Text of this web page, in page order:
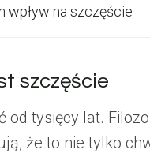
wpływ na szczęście
szczęście
od tysięcy lat.
że to nie tylko